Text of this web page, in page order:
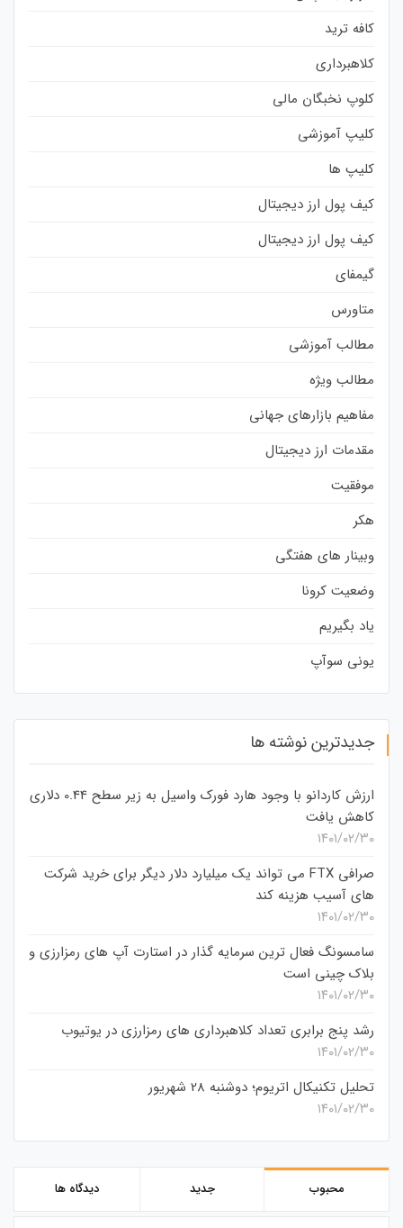
کافه ترید
کلاهبرداری
کلوپ نخبگان مالی
کلیپ آموزشی
کلیپ ها
کیف پول ارز دیجیتال
کیف پول ارز دیجیتال
گیمفای
متاورس
مطالب آموزشی
مطالب ویژه
مفاهیم بازارهای جهانی
مقدمات ارز دیجیتال
موفقیت
هکر
وبینار های هفتگی
وضعیت کرونا
یاد بگیریم
یونی سوآپ
جدیدترین نوشته ها
ارزش کاردانو با وجود هارد فورک واسیل به زیر سطح 0.44 دلاری
کاهش یافت
۱۴۰۱/۰۲/۳۰
صرافی FTX می تواند یک میلیارد دلار دیگر برای خرید شرکت
های آسیب هزینه کند
۱۴۰۱/۰۲/۳۰
سامسونگ فعال‌ ترین سرمایه‌ گذار در استارت‌ آپ‌ های رمزارزی و
بلاک چینی است
۱۴۰۱/۰۲/۳۰
رشد پنج برابری تعداد کلاهبرداری های رمزارزی در یوتیوب
۱۴۰۱/۰۲/۳۰
تحلیل تکنیکال اتریوم؛ دوشنبه 28 شهریور
۱۴۰۱/۰۲/۳۰
محبوب جدید دیدگاه ها